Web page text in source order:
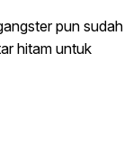
pun sudah
hitam untuk